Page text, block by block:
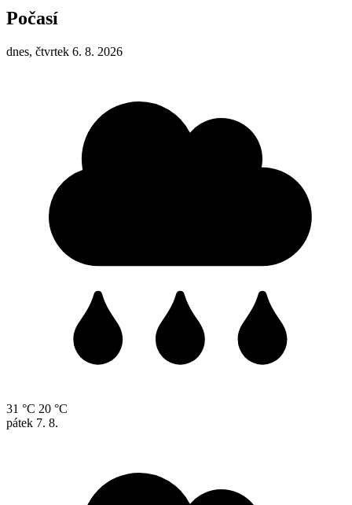
Počasí
dnes, čtvrtek 6. 8. 2026
31 °C 20 °C
pátek 7. 8.